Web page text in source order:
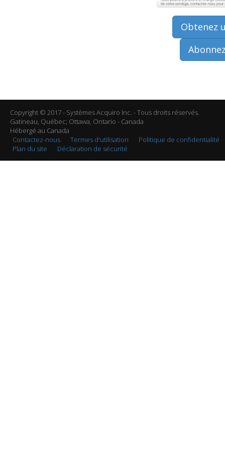
Obtenez
Copyright © 2017 - Systèmes Acquiro Inc. - Tous droits réservés.
Gatineau, Québec; Ottawa, Ontario - Canada
Hébergé au Canada
Contactez-nous
Termes d'utilisation
Politique de confidentialité
Plan du site
Déclaration de sécurité